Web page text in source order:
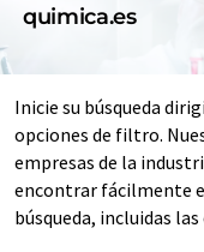
quimica.es
Inicie su búsqueda
opciones de filtro.
empresas de la
encontrar fácilmente
búsqueda, incluidas